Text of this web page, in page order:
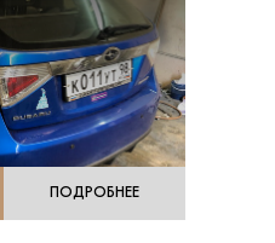
ПОДРОБНЕЕ